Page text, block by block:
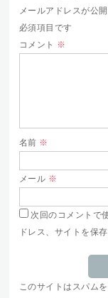
メールアドレスが公
必須項目です
コメント ※
名前 ※
メール ※
次回のコメントで
ドレス、サイトを保存
このサイトはスパム